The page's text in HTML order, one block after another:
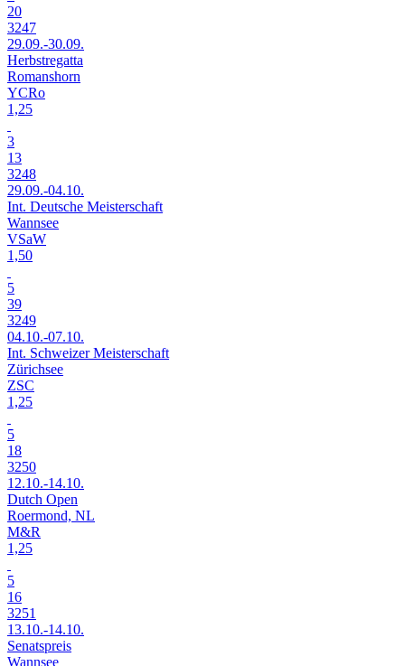
20
3247
29.09.-30.09.
Herbstregatta
Romanshorn
YCRo
1,25
3
13
3248
29.09.-04.10.
Int. Deutsche Meisterschaft
Wannsee
VSaW
1,50
5
39
3249
04.10.-07.10.
Int. Schweizer Meisterschaft
Zürichsee
ZSC
1,25
5
18
3250
12.10.-14.10.
Dutch Open
Roermond, NL
M&R
1,25
5
16
3251
13.10.-14.10.
Senatspreis
Wannsee